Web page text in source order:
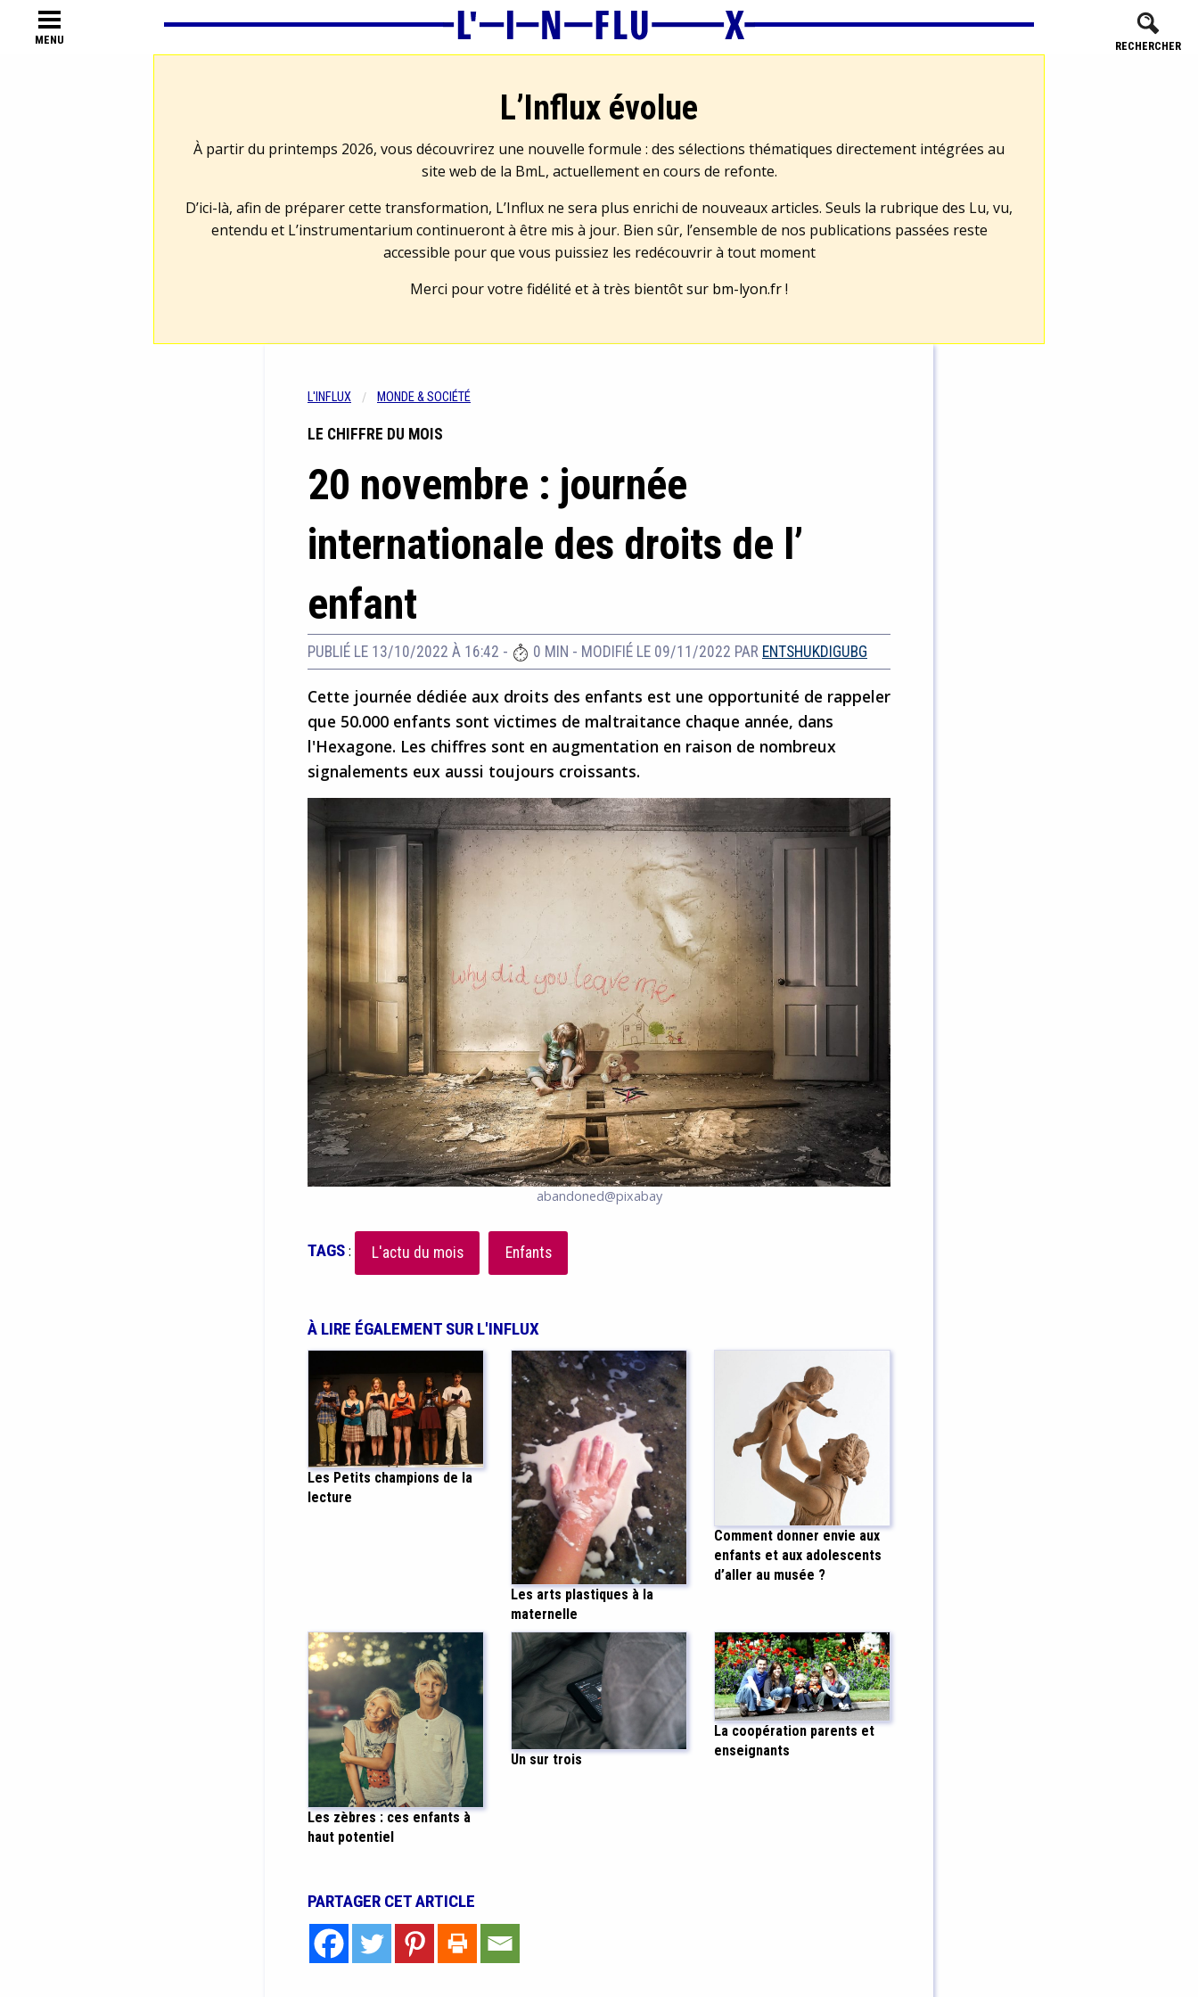
MENU RECHERCHER
L’Influx évolue
À partir du printemps 2026, vous découvrirez une nouvelle formule : des sélections thématiques directement intégrées au
site web de la BmL, actuellement en cours de refonte.
D’ici-là, afin de préparer cette transformation, L’Influx ne sera plus enrichi de nouveaux articles. Seuls la rubrique des Lu, vu,
entendu et L’instrumentarium continueront à être mis à jour. Bien sûr, l’ensemble de nos publications passées reste
accessible pour que vous puissiez les redécouvrir à tout moment
Merci pour votre fidélité et à très bientôt sur bm-lyon.fr!
L'INFLUX MONDE & SOCIÉTÉ
LE CHIFFRE DU MOIS
20 novembre : journée
internationale des droits de l’
enfant
PUBLIÉ LE 13/10/2022 À 16:42 - 0 MIN - MODIFIÉ LE 09/11/2022 PAR ENTSHUKDIGUBG
Cette journée dédiée aux droits des enfants est une opportunité de rappeler
que 50.000 enfants sont victimes de maltraitance chaque année, dans
l'Hexagone. Les chiffres sont en augmentation en raison de nombreux
signalements eux aussi toujours croissants.
abandoned@pixabay
TAGS: L'actu du mois Enfants
À LIRE ÉGALEMENT SUR L'INFLUX
Les Petits champions de la
lecture
Les arts plastiques à la
maternelle
Comment donner envie aux
enfants et aux adolescents
d’aller au musée ?
Les zèbres : ces enfants à
haut potentiel
Un sur trois
La coopération parents et
enseignants
PARTAGER CET ARTICLE